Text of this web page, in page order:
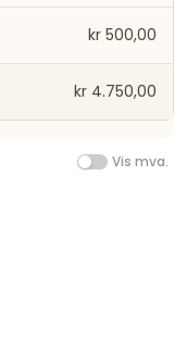
kr 500,00
kr 4.750,00
Vis mva.